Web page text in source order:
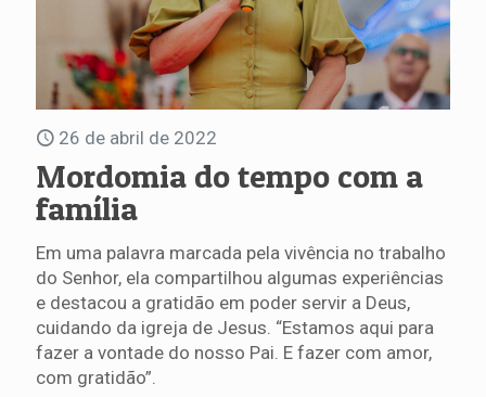
26 de abril de 2022
Mordomia do tempo com a
família
Em uma palavra marcada pela vivência no trabalho
do Senhor, ela compartilhou algumas experiências
e destacou a gratidão em poder servir a Deus,
cuidando da igreja de Jesus. “Estamos aqui para
fazer a vontade do nosso Pai. E fazer com amor,
com gratidão”.